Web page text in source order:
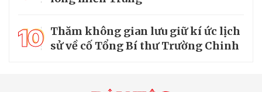
10 Thăm không gian lưu giữ kí ức lịch
sử về cố Tổng Bí thư Trường Chinh